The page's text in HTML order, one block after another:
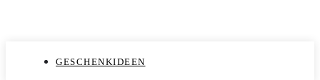
GESCHENKIDEEN